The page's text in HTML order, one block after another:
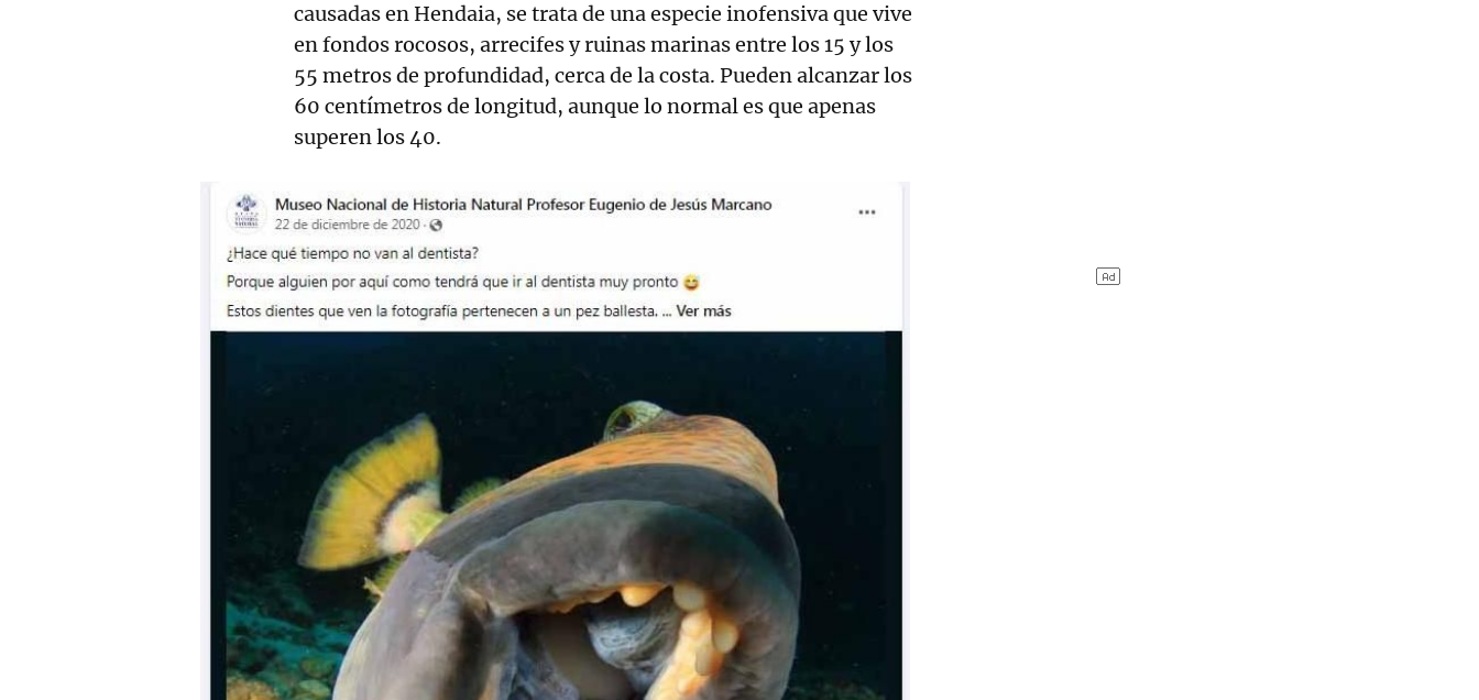
causadas en Hendaia, se trata de una especie inofensiva que vive
en fondos rocosos, arrecifes y ruinas marinas entre los 15 y los
55 metros de profundidad, cerca de la costa. Pueden alcanzar los
60 centímetros de longitud, aunque lo normal es que apenas
superen los 40.